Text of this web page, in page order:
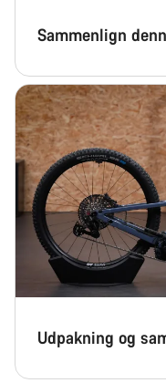
Sammenlign
Udpakning og